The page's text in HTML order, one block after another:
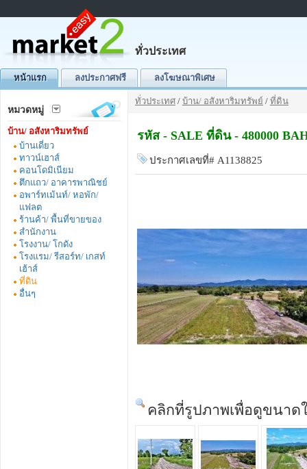
ทั่วประเทศ
หน้าแรก ลงประกาศฟรี ลงโฆษณาพิเศษ
หมวดหมู่
บ้าน/ อสังหาริมทรัพย์
บ้านเดี่ยว
ทาวน์เฮาส์
คอนโดมิเนียม
ตึกแถว/ อาคารพาณิชย์
อพาร์ทเม้นท์/ หอพัก/
แฟลต
ร้านค้า/ พื้นที่ขายของ
สำนักงาน
โรงงาน/ โกดัง
โรงแรม/ รีสอร์ท/ เกสท์
เฮ้าส์
ที่ดิน
อื่นๆ
ทั่วประเทศ / บ้าน/ อสังหาริมทรัพย์ / ที่ดิน
รหัส - SALE ที่ดิน - 480000
ประกาศเลขที่# A1138825
คลิกที่รูปภาพเพื่อดูขนาด